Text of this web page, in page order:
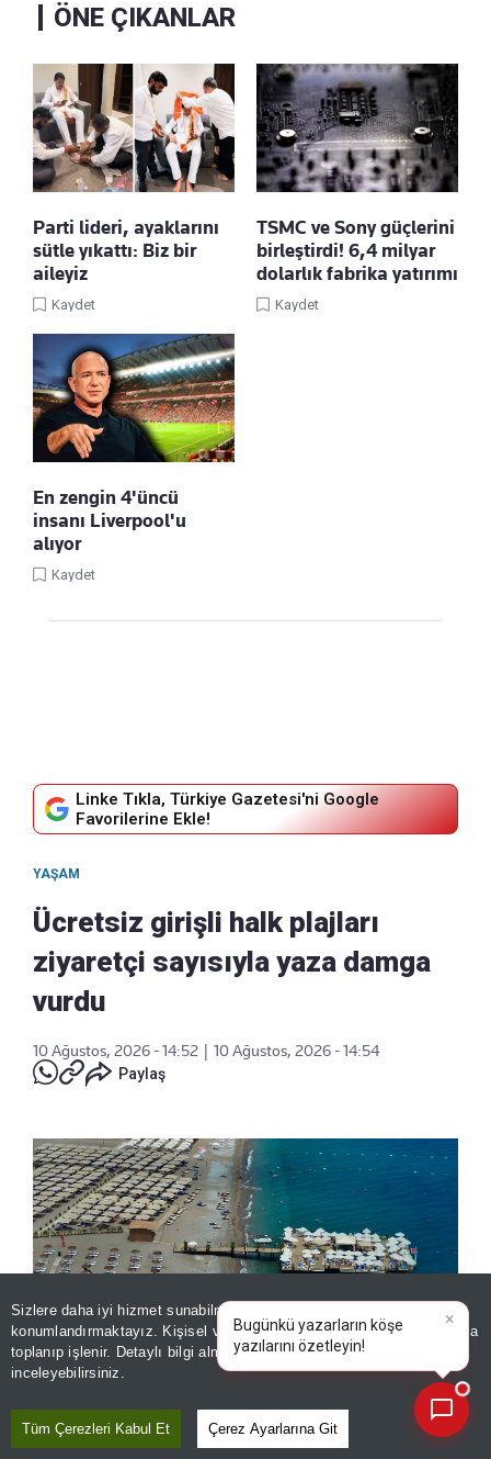
Sizlere daha iyi hizmet sunabilmek adına sitemizde
konumlandırmaktayız. Kişisel verileriniz, KVKK ve GDPR kapsamında
toplanıp işlenir. Detaylı bilgi almak içinAydınlatma Metnimizi
inceleyebilirsiniz.
Tüm Çerezleri Kabul Et Çerez Ayarlarına Git
ÖNE ÇIKANLAR
Parti lideri, ayaklarını
sütle yıkattı: Biz bir
aileyiz
Kaydet
TSMC ve Sony güçlerini
birleştirdi! 6,4 milyar
dolarlık fabrika yatırımı
Kaydet
En zengin 4'üncü
insanı Liverpool'u
alıyor
Kaydet
Linke Tıkla, Türkiye Gazetesi'ni Google
Favorilerine Ekle!
YAŞAM
Ücretsiz girişli halk plajları
ziyaretçi sayısıyla yaza damga
vurdu
10 Ağustos, 2026 - 14:52
10 Ağustos, 2026 - 14:54
Paylaş
Ücretsiz girişli halk plajları ziyaretçi sayısıyla yaza damga vurdu
×
Bugünkü yazarların köşe
yazılarını ö|